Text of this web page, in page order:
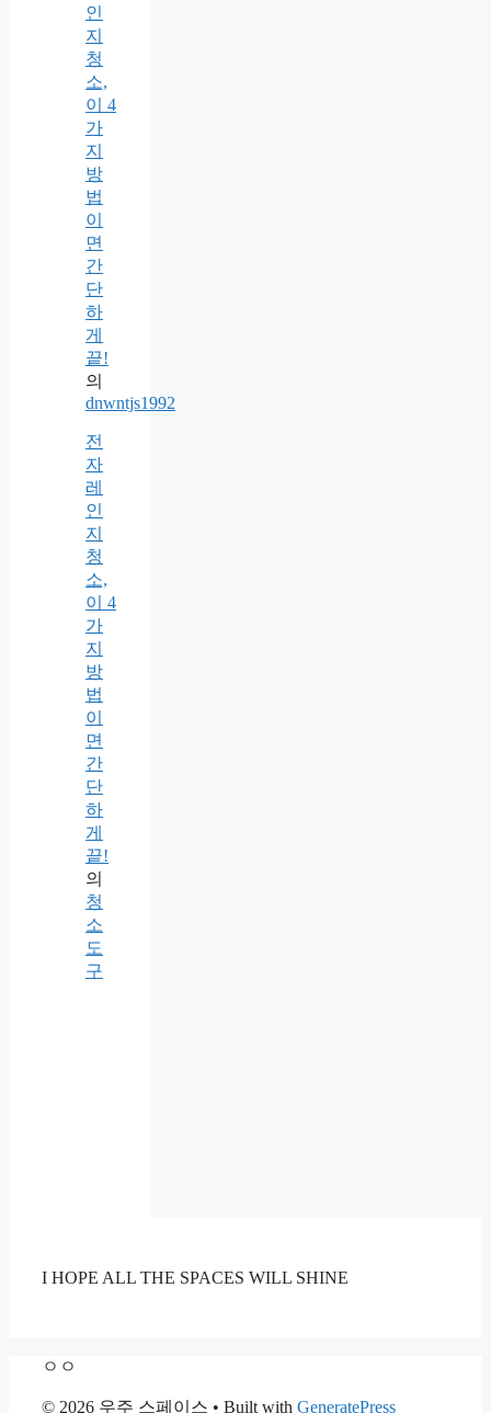
인
지
청
소,
이 4
가
지
방
법
이
면
간
단
하
게
끝!
의
dnwntjs1992
전
자
레
인
지
청
소,
이 4
가
지
방
법
이
면
간
단
하
게
끝!
의
청
소
도
구
I HOPE ALL THE SPACES WILL SHINE
ㅇㅇ
© 2026 우주 스페이스 • Built with GeneratePress